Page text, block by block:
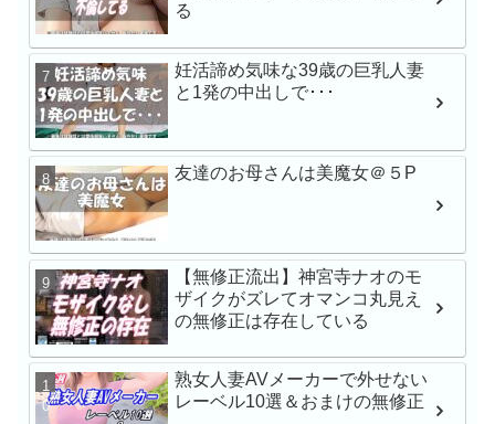
る
妊活諦め気味な39歳の巨乳人妻
と1発の中出しで･･･
友達のお母さんは美魔女＠５P
【無修正流出】神宮寺ナオのモ
ザイクがズレてオマンコ丸見え
の無修正は存在している
熟女人妻AVメーカーで外せない
レーベル10選＆おまけの無修正
【VR】【8K】矢埜愛
禁。芸能人の彼女とキ
のいちゃらぶ同棲生活
学校帰りナンパでガチ
渉 みなちゃん シロウ
出しハメ撮り 青山な
人